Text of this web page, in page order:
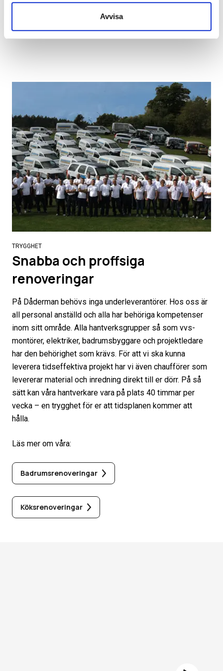
Avvisa
telefonsamtalet till att den sista inredningsdetaljen är på
plats och Ni känner er nöjd.
TRYGGHET
Snabba och proffsiga
renoveringar
På Dåderman behövs inga underleverantörer. Hos oss är
all personal anställd och alla har behöriga kompetenser
inom sitt område. Alla hantverksgrupper så som vvs-
montörer, elektriker, badrumsbyggare och projektledare
har den behörighet som krävs. För att vi ska kunna
leverera tidseffektiva projekt har vi även chaufförer som
levererar material och inredning direkt till er dörr. På så
sätt kan våra hantverkare vara på plats 40 timmar per
vecka – en trygghet för er att tidsplanen kommer att
hålla.
Läs mer om våra:
Badrumsrenoveringar
Köksrenoveringar